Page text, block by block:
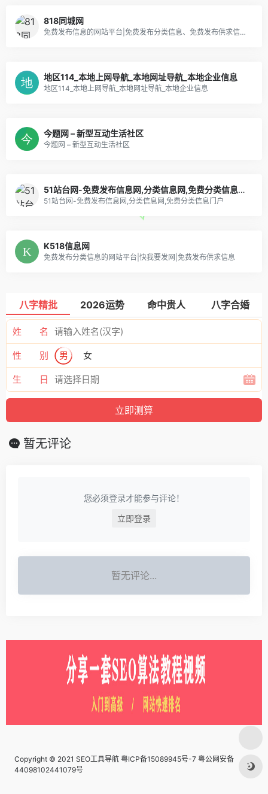
818同城网
免费发布信息的网站平台|免费发布分类信息、免费发布供求信息、免费信息发布
地区114_本地上网导航_本地网址导航_本地企业信息
地区114_本地上网导航_本地网址导航_本地企业信息
今题网 – 新型互动生活社区
今题网 – 新型互动生活社区
51站台网-免费发布信息网,分类信息网,免费分类信息门户
51站台网-免费发布信息网,分类信息网,免费分类信息门户
K518信息网
免费发布分类信息的网站平台|快我要发网|免费发布供求信息
八字精批 2026运势 命中贵人 八字合婚
姓 名
性 别 男 女
生 日
暂无评论
您必须登录才能参与评论！
立即登录
暂无评论...
Copyright © 2021 SEO工具导航 粤ICP备15089945号-7 粤公网安备
44098102441079号